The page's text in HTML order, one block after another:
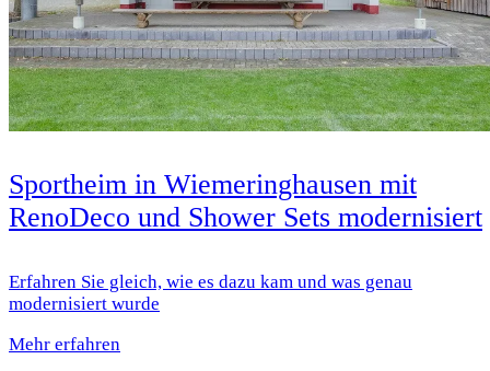
Sportheim in Wiemeringhausen mit
RenoDeco und Shower Sets modernisiert
Erfahren Sie gleich, wie es dazu kam und was genau
modernisiert wurde
Mehr erfahren